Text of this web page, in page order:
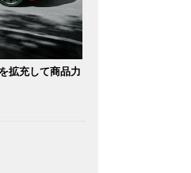
拡充して商品力